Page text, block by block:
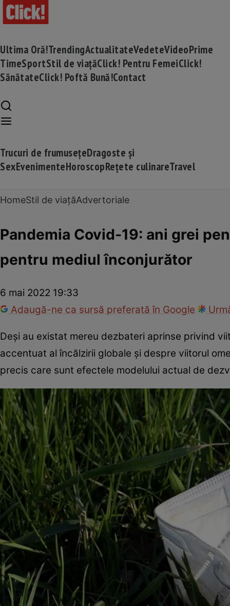
Ultima Oră!TrendingActualitateVedeteVideoPrime
TimeSportStil de viațăClick! Pentru FemeiClick!
SănătateClick! Poftă Bună!Contact
Trucuri de frumusețeDragoste și
SexEvenimenteHoroscopRețete culinareTravel
HomeStil de viațăAdvertoriale
Pandemia Covid-19: ani grei
pentru mediul înconjurător
6 mai 2022 19:33
Adaugă-ne ca sursă preferată în Google
Deși au existat mereu dezbateri aprinse privind
accentuat al încălzirii globale și despre viitorul
precis care sunt efectele modelului actual de